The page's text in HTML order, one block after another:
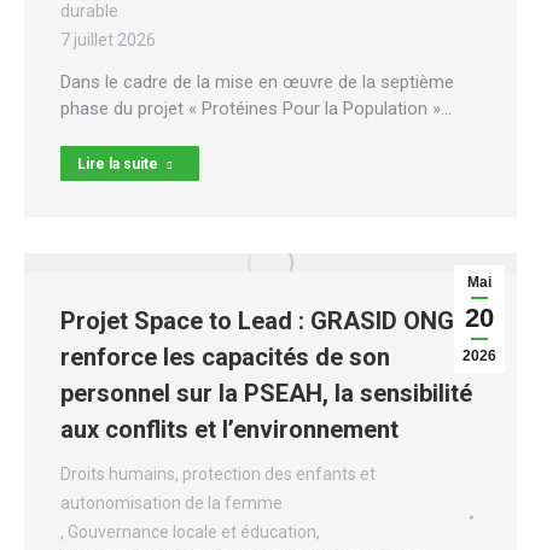
durable
7 juillet 2026
Dans le cadre de la mise en œuvre de la septième
phase du projet « Protéines Pour la Population »…
Lire la suite
Mai
20
2026
Projet Space to Lead : GRASID ONG
renforce les capacités de son
personnel sur la PSEAH, la sensibilité
aux conflits et l’environnement
Droits humains, protection des enfants et
autonomisation de la femme
, Gouvernance locale et éducation,